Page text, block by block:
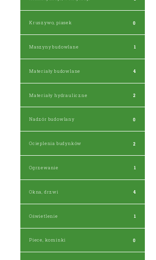
Kruszywo, piasek 0
Maszyny budowlane 1
Materiały budowlane 4
Materiały hydrauliczne 2
Nadzór budowlany 0
Ocieplenia budynków 2
Ogrzewanie 1
Okna, drzwi 4
Oświetlenie 1
Piece, kominki 0